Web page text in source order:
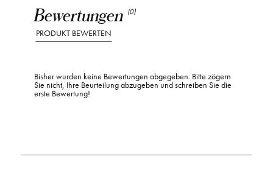
Bewertungen (0)
PRODUKT BEWERTEN
Bisher wurden keine Bewertungen abgegeben. Bitte zögern
Sie nicht, Ihre Beurteilung abzugeben und schreiben Sie die
erste Bewertung!